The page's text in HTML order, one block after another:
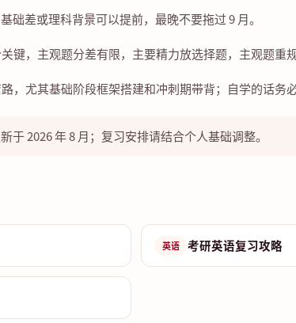
础差或理科背景可以提前，最晚不要拖过 9 月。
键，主观题分差有限，主要精力放选择题，主观题重规
，尤其基础阶段框架搭建和冲刺期带背；自学的话务
2026 年 8 月；复习安排请结合个人基础调整。
英语 考研英语复习攻略